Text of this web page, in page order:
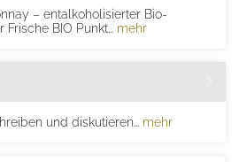
– entalkoholisierter Bio-
BIO Punkt... mehr
und diskutieren... mehr